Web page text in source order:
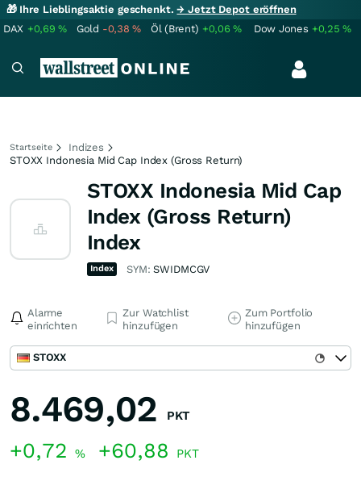
🎁 Ihre Lieblingsaktie geschenkt.→ Jetzt Depot eröffnen
DAX +0,69% Gold -0,38% Öl (Brent) +0,06% Dow Jones +0,25%
Startseite
Indizes
STOXX Indonesia Mid Cap Index (Gross Return)
STOXX Indonesia Mid Cap
Index (Gross Return)
Index
Index SYM:SWIDMCGV
Alarme
einrichten
Zur Watchlist
hinzufügen
Zum Portfolio
hinzufügen
STOXX
8.469,02 PKT
+0,72 % +60,88 PKT